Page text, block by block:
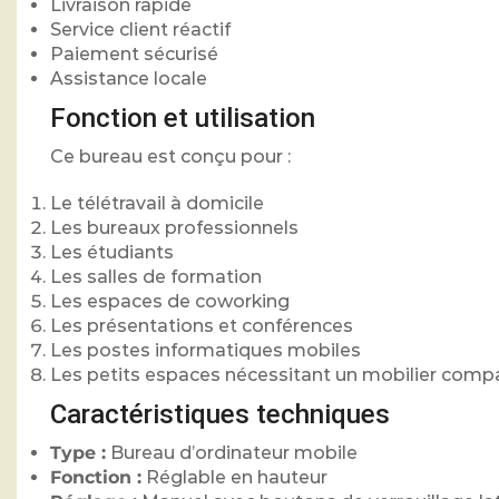
Livraison rapide
Service client réactif
Paiement sécurisé
Assistance locale
Fonction et utilisation
Ce bureau est conçu pour :
Le télétravail à domicile
Les bureaux professionnels
Les étudiants
Les salles de formation
Les espaces de coworking
Les présentations et conférences
Les postes informatiques mobiles
Les petits espaces nécessitant un mobilier
Caractéristiques techniques
Type : Bureau d’ordinateur mobile
Fonction : Réglable en hauteur